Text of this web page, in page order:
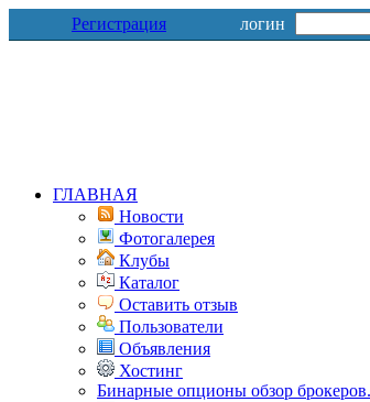
Регистрация логин
ГЛАВНАЯ
Новости
Фотогалерея
Клубы
Каталог
Оставить отзыв
Пользователи
Объявления
Хостинг
Бинарные опционы обзор брокеров.